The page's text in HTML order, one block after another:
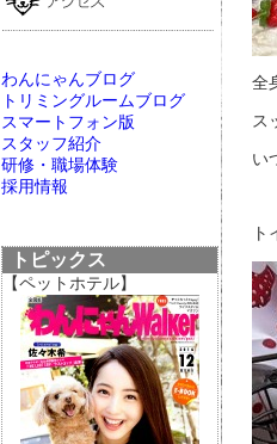
わんにゃんブログ
トリミングルームブログ
スマートフォン版
スタッフ紹介
研修・職場体験
採用情報
トピックス
【ペットホテル】
全
ス
い
ト